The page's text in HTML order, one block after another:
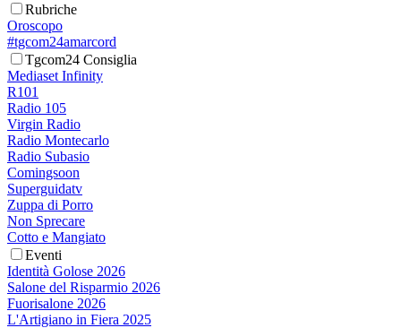
Rubriche
Oroscopo
#tgcom24amarcord
Tgcom24 Consiglia
Mediaset Infinity
R101
Radio 105
Virgin Radio
Radio Montecarlo
Radio Subasio
Comingsoon
Superguidatv
Zuppa di Porro
Non Sprecare
Cotto e Mangiato
Eventi
Identità Golose 2026
Salone del Risparmio 2026
Fuorisalone 2026
L'Artigiano in Fiera 2025